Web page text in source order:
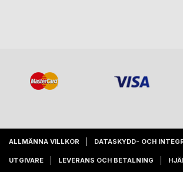
ALLMÄNNA VILLKOR DATASKYDD- OCH
UTGIVARE LEVERANS OCH BETALNING